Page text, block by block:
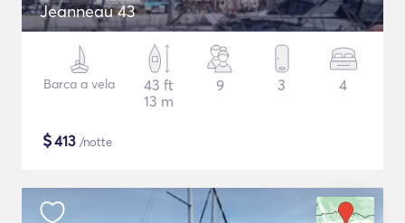
Jeanneau 43
Barca a vela
43 ft
13 m
9 3 4
$413 /notte